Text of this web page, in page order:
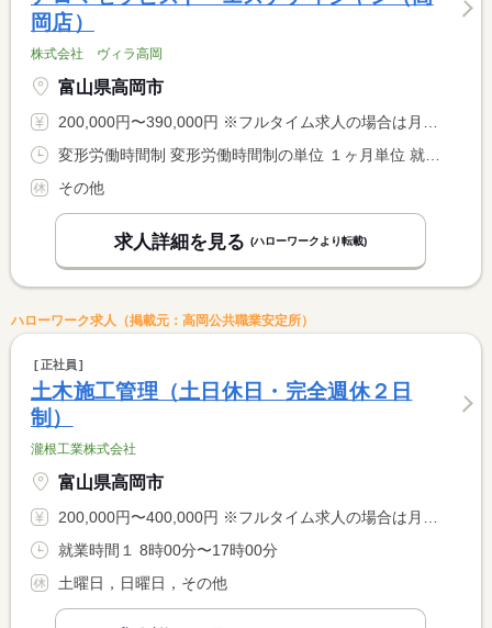
岡店）
株式会社 ヴィラ高岡
富山県高岡市
200,000円〜390,000円 ※フルタイム求人の場合は月額（換算額）、パート求人の場合は時間額を表示しています。
その他
求人詳細を見る (ハローワークより転載)
ハローワーク求人（掲載元：高岡公共職業安定所）
正社員
土木施工管理（土日休日・完全週休２日
制）
瀧根工業株式会社
富山県高岡市
200,000円〜400,000円 ※フルタイム求人の場合は月額（換算額）、パート求人の場合は時間額を表示しています。
就業時間１ 8時00分〜17時00分
土曜日，日曜日，その他